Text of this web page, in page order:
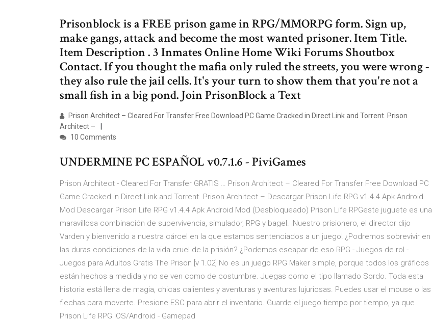
Prisonblock is a FREE prison game in RPG/MMORPG form. Sign up,
make gangs, attack and become the most wanted prisoner. Item Title.
Item Description . 3 Inmates Online Home Wiki Forums Shoutbox
Contact. If you thought the mafia only ruled the streets, you were wrong -
they also rule the jail cells. It's your turn to show them that you're not a
small fish in a big pond. Join PrisonBlock a Text
Prison Architect – Cleared For Transfer Free Download PC Game Cracked in Direct Link and Torrent. Prison
Architect –
10 Comments
UNDERMINE PC ESPAÑOL v0.7.1.6 - PiviGames
Prison Architect - Cleared For Transfer GRATIS … Prison Architect – Cleared For Transfer Free Download PC
Game Cracked in Direct Link and Torrent. Prison Architect – Descargar Prison Life RPG v1.4.4 Apk Android
Mod Descargar Prison Life RPG v1.4.4 Apk Android Mod (Desbloqueado) Prison Life RPGeste juguete es una
maravillosa combinación de supervivencia, simulador, RPG y bagel. ¡Nuestro prisionero, el director dijo
Varden y bienvenido a nuestra cárcel en la que estamos sentenciados a un juego! ¿Podremos sobrevivir en
las duras condiciones de la vida cruel de la prisión? ¿Podemos escapar de eso RPG - Juegos de rol -
Juegos para Adultos Gratis The Prison [v 1.02] No es un juego RPG Maker simple, porque todos los gráficos
están hechos a medida y no se ven como de costumbre. Juegas como el tipo llamado Sordo. Toda esta
historia está llena de magia, chicas calientes y aventuras y aventuras lujuriosas. Puedes usar el mouse o las
flechas para moverte. Presione ESC para abrir el inventario. Guarde el juego tiempo por tiempo, ya que
Prison Life RPG IOS/Android - Gamepad